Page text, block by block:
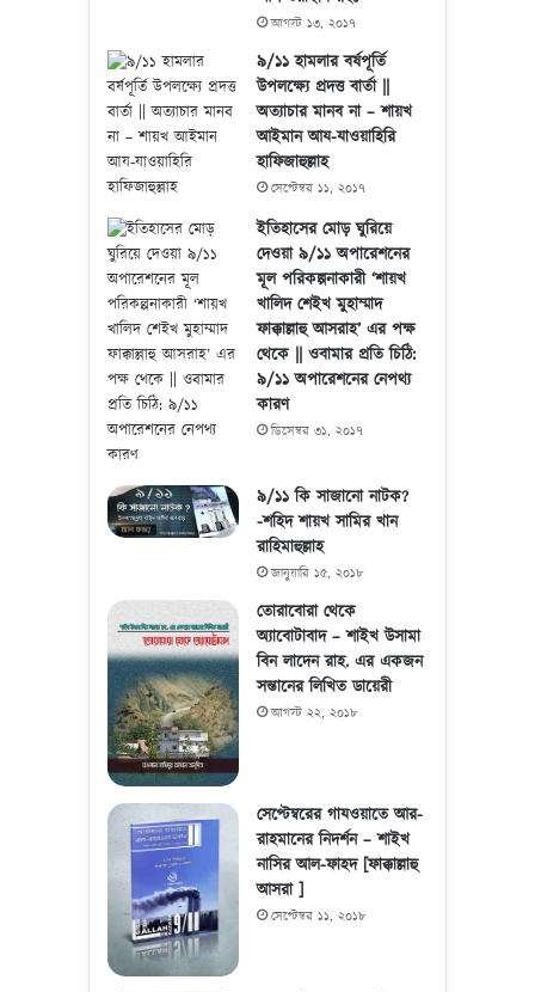
আগস্ট ১৩, ২০১৭
৯/১১ হামলার বর্ষপূর্তি
উপলক্ষ্যে প্রদত্ত বার্তা ||
অত্যাচার মানব না – শায়খ
আইমান আয-যাওয়াহিরি
হাফিজাহুল্লাহ
সেপ্টেম্বর ১১, ২০১৭
ইতিহাসের মোড় ঘুরিয়ে
দেওয়া ৯/১১ অপারেশনের
মূল পরিকল্পনাকারী ‘শায়খ
খালিদ শেইখ মুহাম্মাদ
ফাক্কাল্লাহু আসরাহ’ এর পক্ষ
থেকে || ওবামার প্রতি চিঠি:
৯/১১ অপারেশনের নেপথ্য
কারণ
ডিসেম্বর ৩১, ২০১৭
৯/১১ কি সাজানো নাটক?
-শহিদ শায়খ সামির খান
রাহিমাহুল্লাহ
জানুয়ারি ১৫, ২০১৮
তোরাবোরা থেকে
অ্যাবোটাবাদ – শাইখ উসামা
বিন লাদেন রাহ. এর একজন
সন্তানের লিখিত ডায়েরী
আগস্ট ২২, ২০১৮
সেপ্টেম্বরের গাযওয়াতে আর-
রাহমানের নিদর্শন – শাইখ
নাসির আল-ফাহদ [ফাক্কাল্লাহু
আসরা ]
সেপ্টেম্বর ১১, ২০১৮